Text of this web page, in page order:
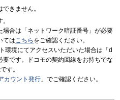
きません。
場合は「ネットワーク暗証番号」が必要
てはこちら をご確認ください。
環境にてアクセスいただいた場合は「d
です。ドコモの契約回線をお持ちでな
す。
カウント発行 」でご確認ください。